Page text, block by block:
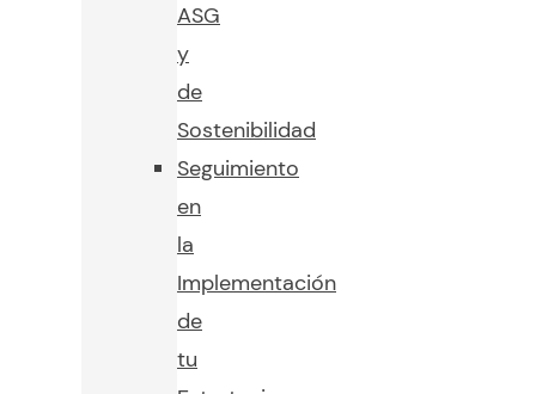
ASG
y
de
Sostenibilidad
Seguimiento
en
la
Implementación
de
tu